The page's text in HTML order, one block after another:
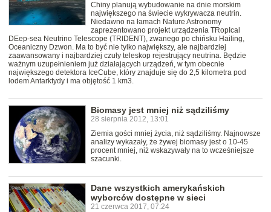
Chiny planują wybudowanie na dnie morskim
największego na świecie wykrywacza neutrin.
Niedawno na łamach Nature Astronomy
zaprezentowano projekt urządzenia TRopIcal
DEep-sea Neutrino Telescope (TRIDENT), zwanego po chińsku Hailing,
Oceaniczny Dzwon. Ma to być nie tylko największy, ale najbardziej
zaawansowany i najbardziej czuły teleskop rejestrujący neutrina. Będzie
ważnym uzupełnieniem już działających urządzeń, w tym obecnie
największego detektora IceCube, który znajduje się do 2,5 kilometra pod
lodem Antarktydy i ma objętość 1 km3.
Biomasy jest mniej niż sądziliśmy
28 sierpnia 2012, 13:01
Ziemia gości mniej życia, niż sądziliśmy. Najnowsze
analizy wykazały, że żywej biomasy jest o 10-45
procent mniej, niż wskazywały na to wcześniejsze
szacunki.
Dane wszystkich amerykańskich
wyborców dostępne w sieci
21 czerwca 2017, 07:24